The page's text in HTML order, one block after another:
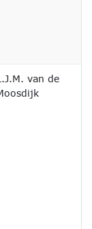
van de